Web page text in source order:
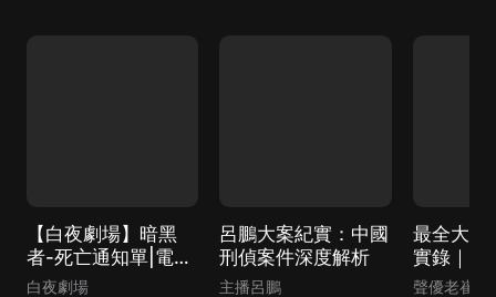
【白夜劇場】暗黑
者-死亡通知單|電影
《暗殺風暴》原著小
白夜劇場
呂鵬大案紀實：中國
刑偵案件深度解析
主播呂鵬
最全大案
實錄｜真
老崔講大
聲優老崔